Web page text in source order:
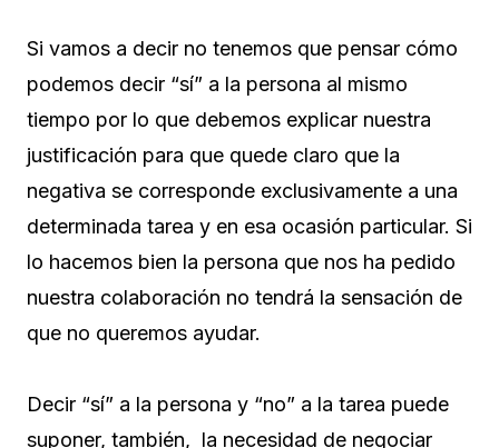
Si vamos a decir no tenemos que pensar cómo
podemos decir “sí” a la persona al mismo
tiempo por lo que debemos explicar nuestra
justificación para que quede claro que la
negativa se corresponde exclusivamente a una
determinada tarea y en esa ocasión particular. Si
lo hacemos bien la persona que nos ha pedido
nuestra colaboración no tendrá la sensación de
que no queremos ayudar.
Decir “sí” a la persona y “no” a la tarea puede
suponer, también, la necesidad de negociar